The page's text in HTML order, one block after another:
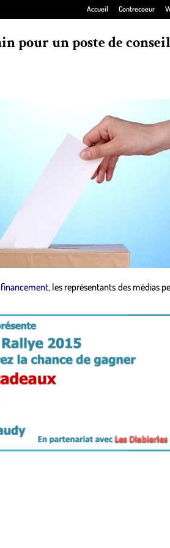
Accueil Contrecoeur
pour un poste de
, les représentants des médias